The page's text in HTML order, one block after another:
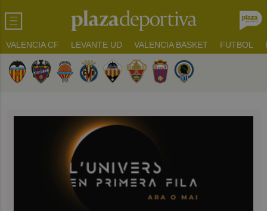
VALENCIA CF LEVANTE UD VALENCIA BASKET FUTBOL